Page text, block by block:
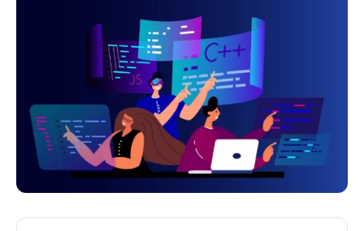
LOCAWEB.COM.BR